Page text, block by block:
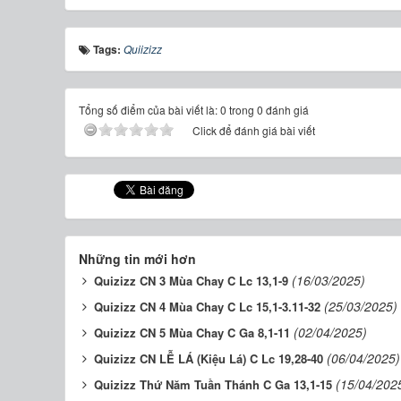
Tags: Quiizizz
Tổng số điểm của bài viết là: 0 trong 0 đánh giá
Click để đánh giá bài viết
Những tin mới hơn
Quizizz CN 3 Mùa Chay C Lc 13,1-9 (16/03/2025)
Quizizz CN 4 Mùa Chay C Lc 15,1-3.11-32 (25/03/2025)
Quizizz CN 5 Mùa Chay C Ga 8,1-11 (02/04/2025)
Quizizz CN LỄ LÁ (Kiệu Lá) C Lc 19,28-40 (06/04/2025)
Quizizz Thứ Năm Tuần Thánh C Ga 13,1-15 (15/04/